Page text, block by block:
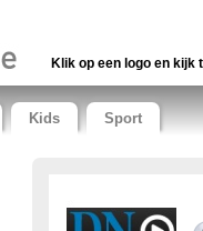
Klik op een logo en kijk
Kids Sport